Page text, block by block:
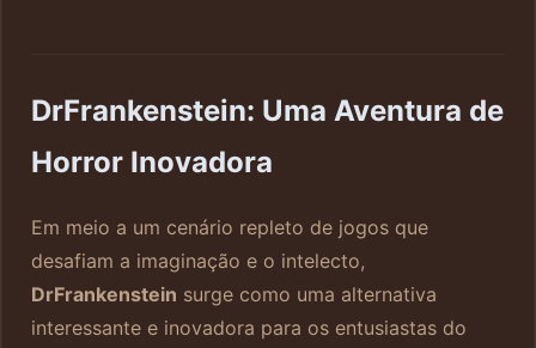
DrFrankenstein: Uma Aventura de
Horror Inovadora
Em meio a um cenário repleto de jogos que
desafiam a imaginação e o intelecto,
DrFrankenstein surge como uma alternativa
interessante e inovadora para os entusiastas do